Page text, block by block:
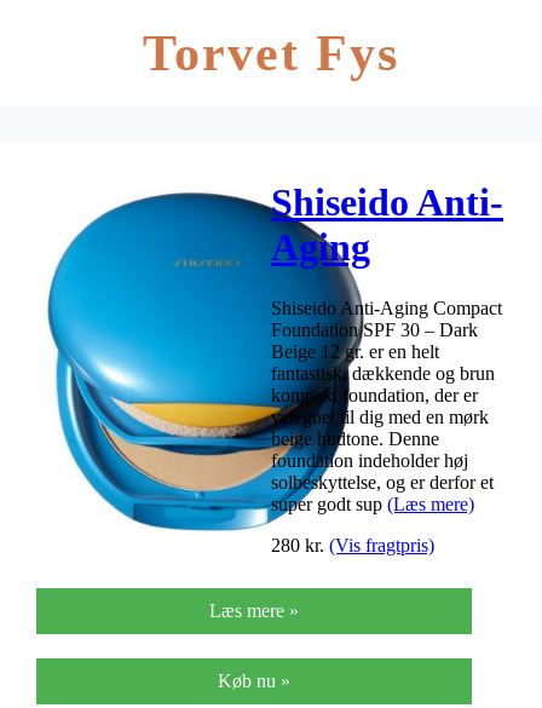
Torvet Fys
Shiseido Anti-
Aging
Compact
Foundation
SPF 30 – Dark
Beige 12 gr.
Shiseido Anti-Aging Compact
Foundation SPF 30 – Dark
Beige 12 gr. er en helt
fantastisk, dækkende og brun
kompakt foundation, der er
velegnet til dig med en mørk
beige hudtone. Denne
foundation indeholder høj
solbeskyttelse, og er derfor et
super godt sup (Læs mere)
280 kr. (Vis fragtpris)
Læs mere »
Køb nu »